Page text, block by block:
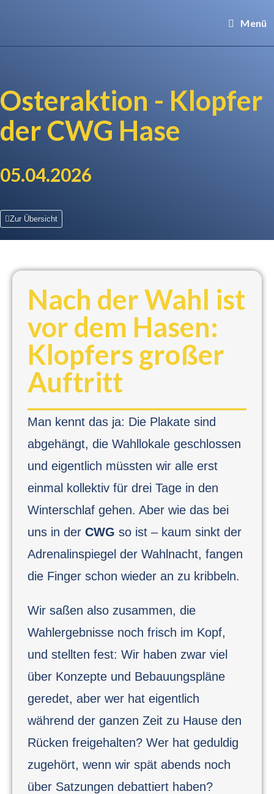
Menü
Osteraktion - Klopfer
der CWG Hase
05.04.2026
Zur Übersicht
Nach der Wahl ist
vor dem Hasen:
Klopfers großer
Auftritt
Man kennt das ja: Die Plakate sind
abgehängt, die Wahllokale geschlossen
und eigentlich müssten wir alle erst
einmal kollektiv für drei Tage in den
Winterschlaf gehen. Aber wie das bei
uns in der CWG so ist – kaum sinkt der
Adrenalinspiegel der Wahlnacht, fangen
die Finger schon wieder an zu kribbeln.
Wir saßen also zusammen, die
Wahlergebnisse noch frisch im Kopf,
und stellten fest: Wir haben zwar viel
über Konzepte und Bebauungspläne
geredet, aber wer hat eigentlich
während der ganzen Zeit zu Hause den
Rücken freigehalten? Wer hat geduldig
zugehört, wenn wir spät abends noch
über Satzungen debattiert haben?